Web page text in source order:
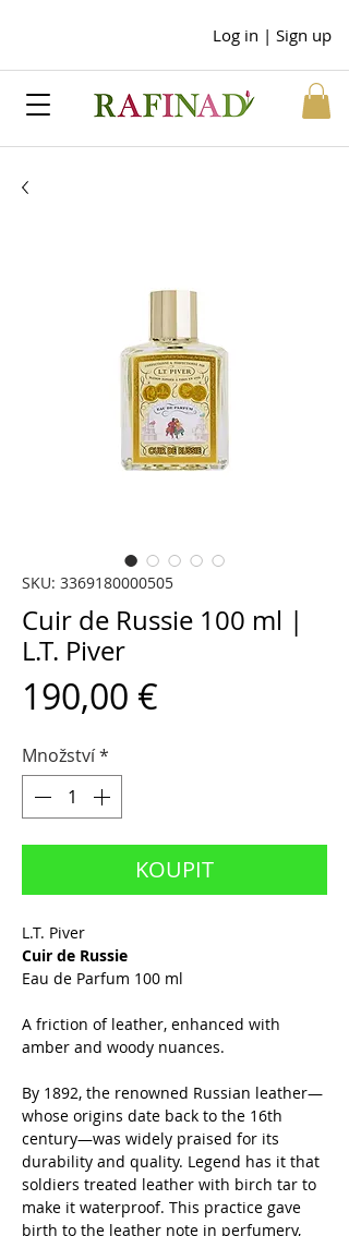
Log in | Sign up
SKU: 3369180000505
Cuir de Russie 100 ml |
L.T. Piver
190,00 €
Množství*
KOUPIT
L.T. Piver
Cuir de Russie
Eau de Parfum 100 ml
A friction of leather, enhanced with
amber and woody nuances.
By 1892, the renowned Russian leather—
whose origins date back to the 16th
century—was widely praised for its
durability and quality. Legend has it that
soldiers treated leather with birch tar to
make it waterproof. This practice gave
birth to the leather note in perfumery,